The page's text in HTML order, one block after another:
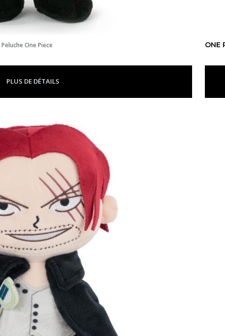
Peluche One Piece
PLUS DE DÉTAILS
ONE